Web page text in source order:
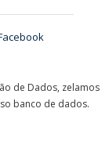
de Dados, zelamos
banco de dados.